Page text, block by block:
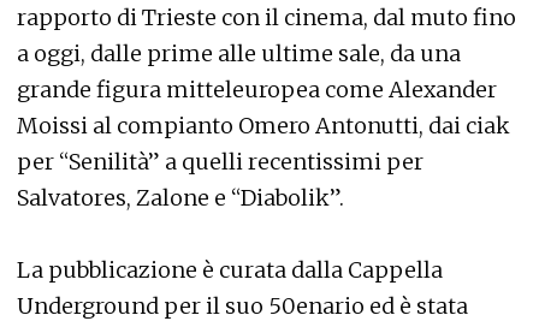
rapporto di Trieste con il cinema, dal muto fino
a oggi, dalle prime alle ultime sale, da una
grande figura mitteleuropea come Alexander
Moissi al compianto Omero Antonutti, dai ciak
per “Senilità” a quelli recentissimi per
Salvatores, Zalone e “Diabolik”.
La pubblicazione è curata dalla Cappella
Underground per il suo 50enario ed è stata